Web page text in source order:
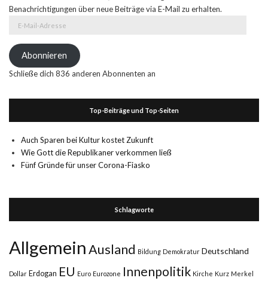
Benachrichtigungen über neue Beiträge via E-Mail zu erhalten.
Adresse
Abonnieren
Schließe dich 836 anderen Abonnenten an
Top-Beiträge und Top-Seiten
Auch Sparen bei Kultur kostet Zukunft
Wie Gott die Republikaner verkommen ließ
Fünf Gründe für unser Corona-Fiasko
Schlagworte
AllgemeinAusland Bildung Demokratur Deutschland
Dollar Erdogan EU Euro Eurozone Innenpolitik Kirche Kurz Merkel